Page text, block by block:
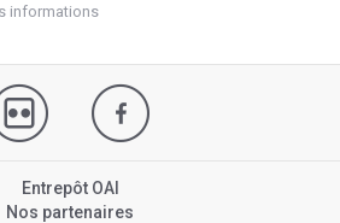
informations
Entrepôt OAI
Nos partenaires